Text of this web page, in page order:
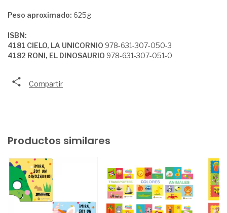
Peso aproximado: 625g
ISBN:
4181 CIELO, LA UNICORNIO 978-631-307-050-3
4182 RONI, EL DINOSAURIO 978-631-307-051-0
Compartir
Productos similares